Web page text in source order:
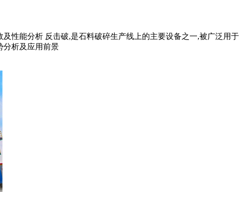
性能分析 反击破,是石料破碎生产线上的主要设备之一,被广泛用
分析及应用前景